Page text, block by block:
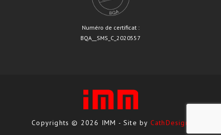
Numéro de certificat :
BQA__SMS_C_2020557
Copyrights © 2026 IMM - Site by CathDesign